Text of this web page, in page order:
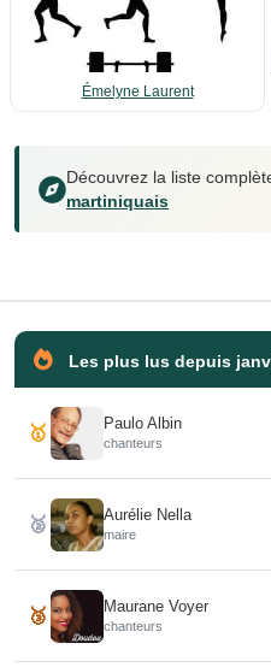
Émelyne Laurent
Découvrez la liste
martiniquais
Les plus lus depuis
🥇 Paulo Albin
chanteurs
🥈 Aurélie Nella
maire
🥉 Maurane Voyer
chanteurs